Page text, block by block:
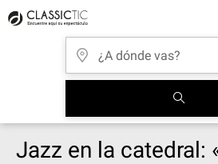
Jazz en la catedral: